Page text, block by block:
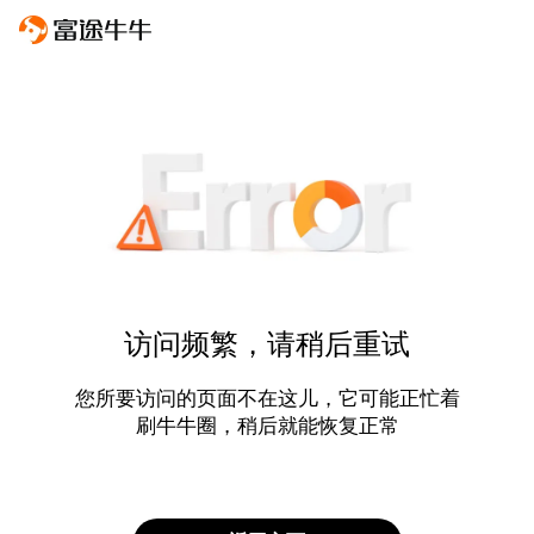
访问频繁，请稍后重试
您所要访问的页面不在这儿，它可能正忙着
刷牛牛圈，稍后就能恢复正常